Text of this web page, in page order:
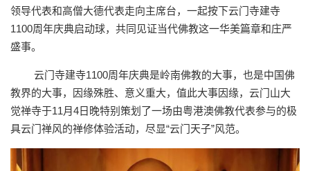
领导代表和高僧大德代表走向主席台，一起按下云门寺建寺
1100周年庆典启动球，共同见证当代佛教这一华美篇章和庄严
盛事。
云门寺建寺1100周年庆典是岭南佛教的大事，也是中国佛
教界的大事，因缘殊胜、意义重大，值此大事因缘，云门山大
觉禅寺于11月4日晚特别策划了一场由粤港澳佛教代表参与的极
具云门禅风的禅修体验活动，尽显“云门天子”风范。